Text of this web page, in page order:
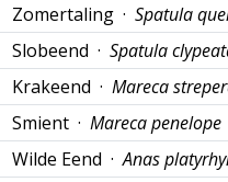
Zomertaling · Spatula
Slobeend · Spatula
Krakeend · Mareca
Smient · Mareca penelope
Wilde Eend ·Anas